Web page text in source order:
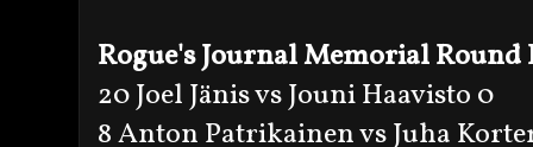
Rogue's Journal Memorial Round
20 Joel Jänis vs Jouni Haavisto 0
8 Anton Patrikainen vs Juha